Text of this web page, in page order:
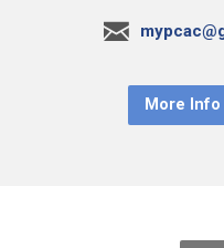
More Info